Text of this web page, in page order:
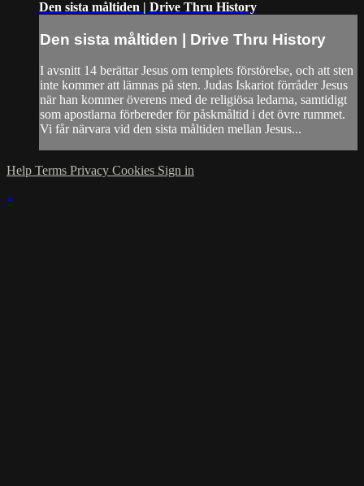
Den sista måltiden | Drive Thru History
Den sista måltiden | Drive Thru History
I avsnitt 14 berättar Jesus om templets förstörelse, och att sten
inte kommer att lämnas på sten. Judas Iskariot förråder Jesus
när han kommer överens med de religiösa ledarna, samtidigt
som apostlarna förbereder för påskmåltid i det övre rummet.
Vi får närvara vid den sista måltiden mellan Jesus...
Help Terms Privacy Cookies Sign in
×